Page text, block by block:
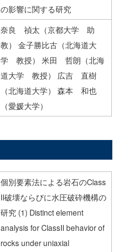
の影響に関する研究
奈良 禎太（京都大学 助
教） 金子勝比古（北海道大
学 教授） 米田 哲朗（北海
道大学 教授） 広吉 直樹
（北海道大学） 森本 和也
（愛媛大学）
個別要素法による岩石のClass
II破壊ならびに水圧破砕機構の
研究 (1) Distinct element
analysis for ClassII behavior of
rocks under uniaxial